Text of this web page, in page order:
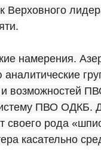
Верховного
намерения.
возможностей
ПВО ОДКБ.
рода
касательно